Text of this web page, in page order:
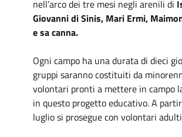
nell’arco dei tre mesi negli arenili di
Giovanni di Sinis, Mari Ermi,
e sa canna.
Ogni campo ha una durata di dieci
gruppi saranno costituiti da
volontari pronti a mettere in campo
in questo progetto educativo. A
luglio si prosegue con volontari